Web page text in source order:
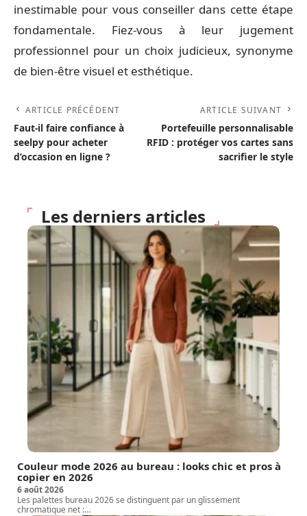
inestimable pour vous conseiller dans cette étape
fondamentale. Fiez-vous à leur jugement
professionnel pour un choix judicieux, synonyme
de bien-être visuel et esthétique.
ARTICLE PRÉCÉDENT
Faut-il faire confiance à
seelpy pour acheter
d’occasion en ligne ?
ARTICLE SUIVANT
Portefeuille personnalisable
RFID : protéger vos cartes sans
sacrifier le style
Les derniers articles
Couleur mode 2026 au bureau : looks chic et pros à
copier en 2026
6 août 2026
Les palettes bureau 2026 se distinguent par un glissement
chromatique net :…